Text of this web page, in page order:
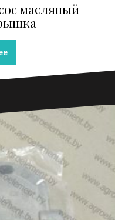
масляный